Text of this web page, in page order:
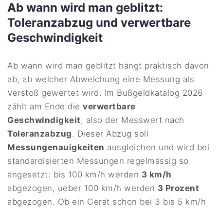
Ab wann wird man geblitzt:
Toleranzabzug und verwertbare
Geschwindigkeit
Ab wann wird man geblitzt hängt praktisch davon
ab, ab welcher Abweichung eine Messung als
Verstoß gewertet wird. Im Bußgeldkatalog 2026
zählt am Ende dieverwertbare
Geschwindigkeit, also der Messwert nach
Toleranzabzug. Dieser Abzug soll
Messungenauigkeiten ausgleichen und wird bei
standardisierten Messungen regelmässig so
angesetzt: bis 100 km/h werden 3 km/h
abgezogen, ueber 100 km/h werden 3 Prozent
abgezogen. Ob ein Gerät schon bei 3 bis 5 km/h